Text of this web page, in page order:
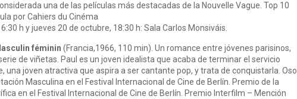
una de las películas más destacadas de la Nouvelle Vague. Top 10
por Cahiers du Cinéma
h y jueves 20 de octubre, 18:30 h: Sala Carlos Monsiváis.
féminin (Francia,1966, 110 min). Un romance entre jóvenes parisinos,
de viñetas. Paul es un joven idealista que acaba de terminar el servicio
una joven atractiva que aspira a ser cantante pop, y trata de conquistarla. Oso
Masculina en el Festival Internacional de Cine de Berlín. Premio de la
en el Festival Internacional de Cine de Berlín. Premio Interfilm – Mención